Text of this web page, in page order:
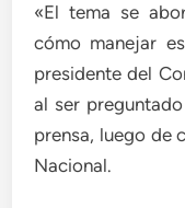
«El tema se
cómo manejar
presidente del
al ser
prensa, luego de
Nacional.